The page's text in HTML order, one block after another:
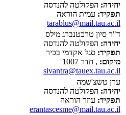
יחידה: הפקולטה להנדסה
תפקיד: עמית הוראה
tarablus@mail.tau.ac.il
ד"ר סיון טרכטנברג מילס
יחידה: הפקולטה להנדסה
תפקיד: סגל אקדמי בכיר
מיקום: , חדר 1007
sivantra@tauex.tau.ac.il
ערן טשצ'שמה
יחידה: הפקולטה להנדסה
תפקיד: עוזר הוראה
erantascesme@mail.tau.ac.il